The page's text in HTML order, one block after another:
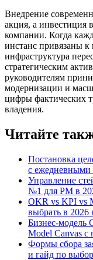
Внедрение
акция, а инвестиция
компании. Когда
инстанс привязаны к
инфраструктура
стратегическим
руководителям
модернизации и
цифры фактических
владения.
Читайте
Постановка
с ежедневными
Управление
№1 для PM в
OKR vs KPI vs
выбрать в 2026
Бизнес-модель
Model Canvas
Формы сбора
и гайд по